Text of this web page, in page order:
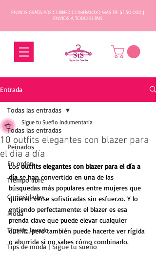
ENVIOS GRATIS POR CORREO COMPRANDO MAS DE $150.000 |
ENVIOS A TODO EL PAIS
Entrada
Todas las entradas
Peinados
En orden
Tiempo libre
Curiosidades
Moda
Tips de lavado
Tips de moda | Sigue tu sueño
Todas las entradas
10 outfits elegantes con blazer para
el día a día
Sigue tu Sueño indumentaria
Los outfits elegantes con blazer para el día a
día se han convertido en una de las
búsquedas más populares entre mujeres que
quieren verse sofisticadas sin esfuerzo. Y lo
entiendo perfectamente: el blazer es esa
prenda clave que puede elevar cualquier
outfit… pero también puede hacerte ver rígida
o aburrida si no sabes cómo combinarlo.